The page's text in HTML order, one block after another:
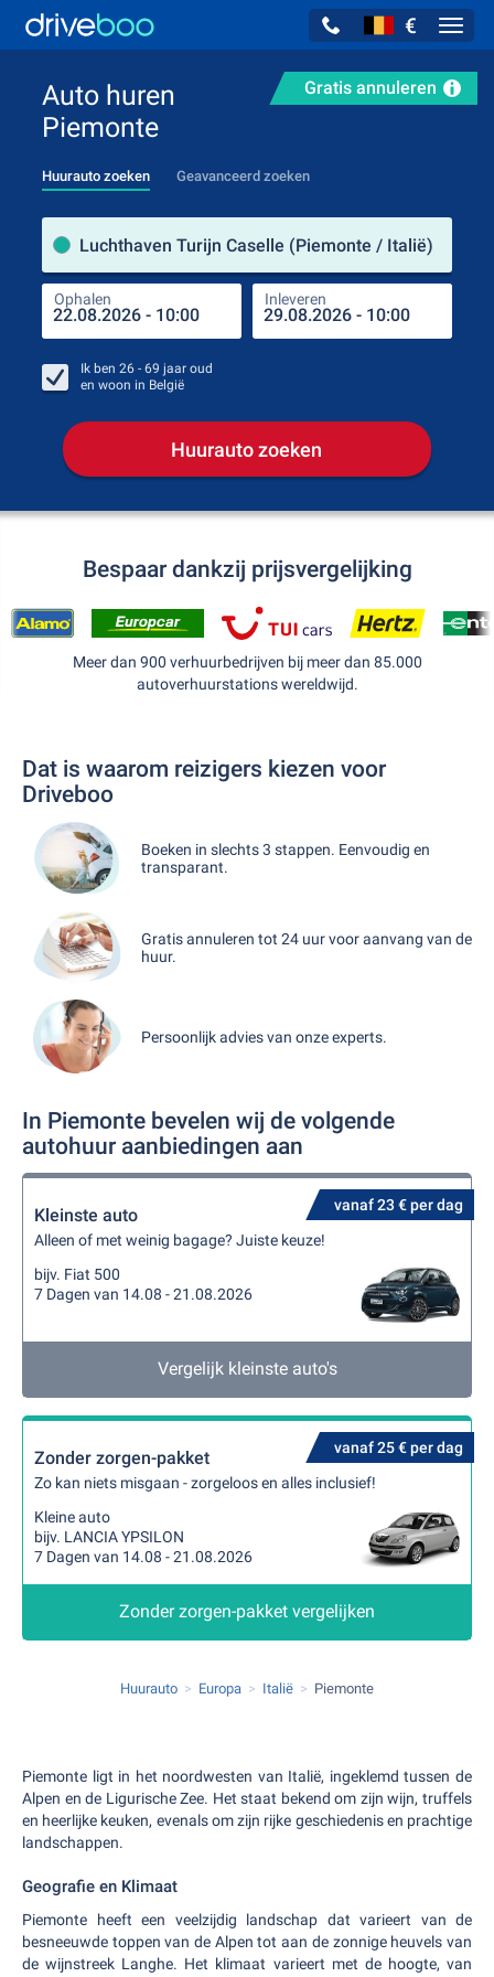
€
Gratis annuleren
Auto huren
Piemonte
Huurauto zoeken Geavanceerd zoeken
Luchthaven Turijn Caselle (Piemonte / Italië)
Ophalen Inleveren
Ik ben 26 - 69 jaar oud
en woon in België
Huurauto zoeken
Bespaar dankzij prijsvergelijking
Meer dan 900 verhuurbedrijven bij meer dan 85.000
autoverhuurstations wereldwijd.
Dat is waarom reizigers kiezen voor
Driveboo
Boeken in slechts 3 stappen. Eenvoudig en
transparant.
Gratis annuleren tot 24 uur voor aanvang van de
huur.
Persoonlijk advies van onze experts.
In Piemonte bevelen wij de volgende
autohuur aanbiedingen aan
vanaf 23 € per dag
Kleinste auto
Alleen of met weinig bagage? Juiste keuze!
bijv. Fiat 500
7 Dagen van 14.08 - 21.08.2026
Vergelijk kleinste auto's
vanaf 25 € per dag
Zonder zorgen-pakket
Zo kan niets misgaan - zorgeloos en alles inclusief!
Kleine auto
bijv. LANCIA YPSILON
7 Dagen van 14.08 - 21.08.2026
Zonder zorgen-pakket vergelijken
Huurauto Europa Italië Piemonte
Piemonte ligt in het noordwesten van Italië, ingeklemd tussen de
Alpen en de Ligurische Zee. Het staat bekend om zijn wijn, truffels
en heerlijke keuken, evenals om zijn rijke geschiedenis en prachtige
landschappen.
Geografie en Klimaat
Piemonte heeft een veelzijdig landschap dat varieert van de
besneeuwde toppen van de Alpen tot aan de zonnige heuvels van
de wijnstreek Langhe. Het klimaat varieert met de hoogte, van